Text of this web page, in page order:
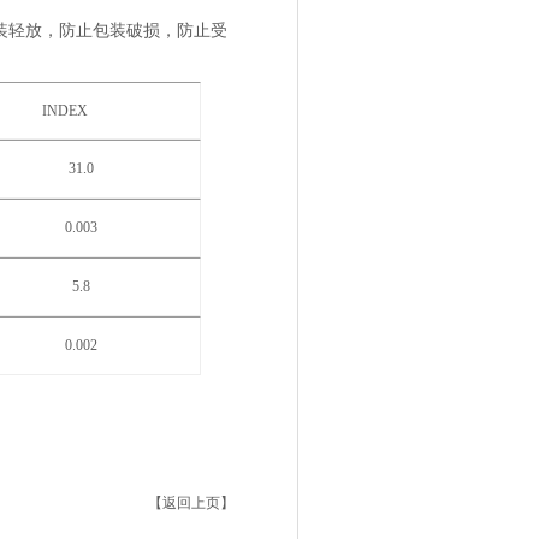
放，防止包装破损，防止受
INDEX
31.0
0.003
5.8
0.002
【返回上页】